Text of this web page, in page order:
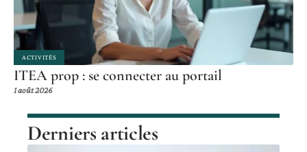
ACTIVITÉS
ITEA prop : se connecter au portail
1 août 2026
Derniers articles